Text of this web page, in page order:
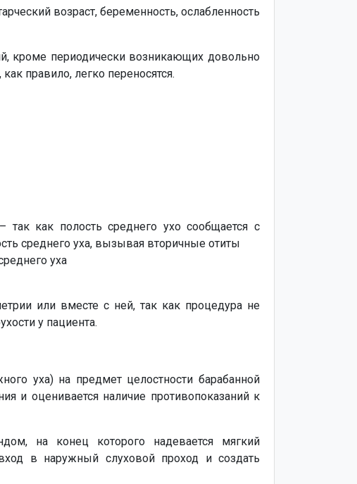
возраст, беременность, ослабленность
кроме периодически возникающих довольно
правило, легко переносятся.
как полость среднего ухо сообщается с
среднего уха, вызывая вторичные отиты
уха
или вместе с ней, так как процедура не
у пациента.
уха) на предмет целостности барабанной
и оценивается наличие противопоказаний к
на конец которого надевается мягкий
в наружный слуховой проход и создать